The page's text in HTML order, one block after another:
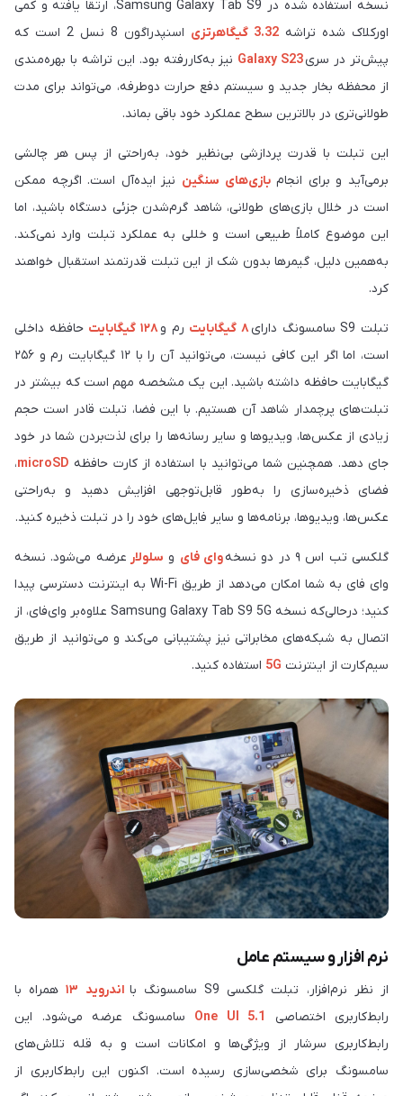
نسخه استفاده شده در ‏Samsung Galaxy Tab S9‎، ارتقا یافته و کمی
اورکلاک شده تراشه 3.32 گیگاهرتزی
اسنپدراگون 8 نسل 2 است که
پیش‌تر در سری
نیز به‌کار‌رفته بود. این تراشه با بهره‌مندی
از محفظه بخار جدید و سیستم دفع حرارت دوطرفه، می‌تواند برای مدت
طولانی‌تری در بالاترین سطح عملکرد خود باقی بماند.
این تبلت با قدرت پردازشی بی‌نظیر خود، به‌راحتی از پس هر چالشی
برمی‌آید و برای انجامبازی‌های سنگین نیز ایده‌آل است. اگرچه ممکن
است در خلال بازی‌های طولانی، شاهد گرم‌شدن جزئی دستگاه باشید، اما
این موضوع کاملاً طبیعی است و خللی به عملکرد تبلت وارد نمی‌کند.
به‌همین دلیل، گیمرها بدون شک از این تبلت قدرتمند استقبال خواهند
کرد.
تبلت S9 سامسونگ دارای ۸ گیگابایت رم و۱۲۸ گیگابایت
حافظه داخلی
است، اما اگر این کافی نیست، می‌توانید آن را با ۱۲ گیگابایت رم و ۲۵۶
گیگابایت حافظه داشته باشید. این یک مشخصه مهم است که بیشتر در
تبلت‎‌های پرچم‎دار شاهد آن هستیم. با این فضا، تبلت قادر است حجم
زیادی از عکس‌ها، ویدیوها و سایر رسانه‌ها را برای لذت‌بردن شما در خود
جای دهد. همچنین شما می‌توانید با استفاده از کارت حافظه microSD،
فضای ذخیره‌سازی را به‌طور قابل‌توجهی افزایش دهید و به‌راحتی
عکس‌ها، ویدیوها، برنامه‌ها و سایر فایل‌های خود را در تبلت ذخیره کنید.
گلکسی تب اس ۹ در دو نسخه وای فای و سلولار عرضه می‌شود. نسخه
وای فای به شما امکان می‌دهد از طریق Wi-Fi به اینترنت دسترسی پیدا
کنید؛ درحالی‌که نسخه ‏Samsung Galaxy Tab S9‎ ‎‎5G علاوه‎‌بر وای‌فای، از
اتصال به شبکه‌های مخابراتی نیز پشتیبانی می‌کند و می‌توانید از طریق
سیم‎‌کارت از اینترنت
5G استفاده کنید.
نرم ‎افزار و سیستم عامل
از نظر نرم‎‌افزار، تبلت گلکسی ‏S9‎‏ سامسونگ با اندروید ۱۳
همراه با
رابط‌کاربری اختصاصی
One UI 5.1 سامسونگ عرضه می‌شود. این
رابط‌‎کاربری سرشار از ویژگی‌ها و امکانات است و به قله تلاش‌های
سامسونگ برای شخصی‌سازی رسیده است. اکنون این رابط‌‎کاربری از